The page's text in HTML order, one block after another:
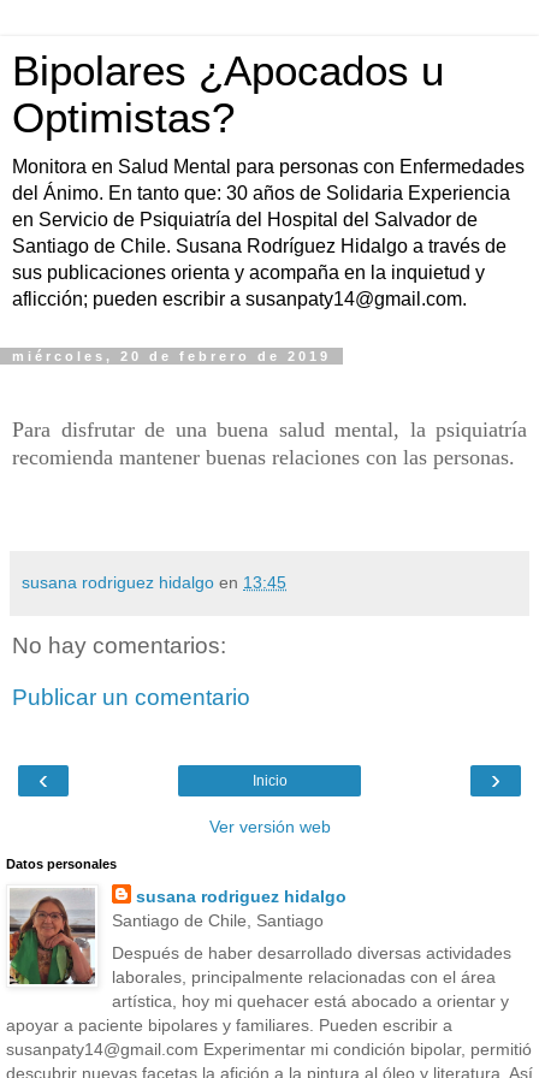
Bipolares ¿Apocados u
Optimistas?
Monitora en Salud Mental para personas con Enfermedades
del Ánimo. En tanto que: 30 años de Solidaria Experiencia
en Servicio de Psiquiatría del Hospital del Salvador de
Santiago de Chile. Susana Rodríguez Hidalgo a través de
sus publicaciones orienta y acompaña en la inquietud y
aflicción; pueden escribir a susanpaty14@gmail.com.
miércoles, 20 de febrero de 2019
Para disfrutar de una buena salud mental, la psiquiatría
recomienda mantener buenas relaciones con las personas.
susana rodriguez hidalgo en 13:45
No hay comentarios:
Publicar un comentario
‹ ›
Inicio
Ver versión web
Datos personales
susana rodriguez hidalgo
Santiago de Chile, Santiago
Después de haber desarrollado diversas actividades
laborales, principalmente relacionadas con el área
artística, hoy mi quehacer está abocado a orientar y
apoyar a paciente bipolares y familiares. Pueden escribir a
susanpaty14@gmail.com Experimentar mi condición bipolar, permitió
descubrir nuevas facetas,la afición a la pintura al óleo y literatura. Así